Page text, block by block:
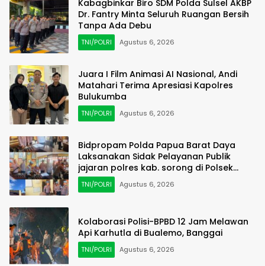
Kabagbinkar Biro SDM Polda Sulsel AKBP
Dr. Fantry Minta Seluruh Ruangan Bersih
Tanpa Ada Debu
TNI/POLRI Agustus 6, 2026
Juara I Film Animasi AI Nasional, Andi
Matahari Terima Apresiasi Kapolres
Bulukumba
TNI/POLRI Agustus 6, 2026
Bidpropam Polda Papua Barat Daya
Laksanakan Sidak Pelayanan Publik
jajaran polres kab. sorong di Polsek
Salawati
TNI/POLRI Agustus 6, 2026
Kolaborasi Polisi-BPBD 12 Jam Melawan
Api Karhutla di Bualemo, Banggai
TNI/POLRI Agustus 6, 2026